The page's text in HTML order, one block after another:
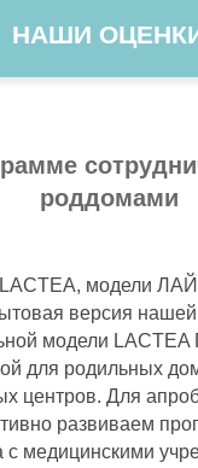
роддомами
модели
версия нашей
модели
для родильных
центров. Для
развиваем
с медицинскими